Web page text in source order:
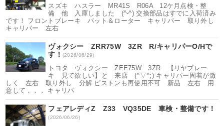
スズキ ハスラー MR41S R06A 12ケ月点検・整
備 他 入庫しました (^-^) 交換部品はすでに入荷済み
です！ フロントブレーキ パット＆ローター キャリパー 取り外し
キャリパー 左右
ヴォクシー ZRR75W 3ZR R/キャリパーO/Hで
す！ (2026/06/29)
トヨタ ヴォクシー ZEE75W 3ZR 【リヤブレー
キ 見て欲しい】と 来店 (^▽^;) キャリパー固着が激
しく 左右 取り外し 分解 ピストンも再使用不可 新品 左右 用
意して．．． キャリパ
フェアレディZ Z33 VQ35DE 車検・整備です！
(2026/06/26)